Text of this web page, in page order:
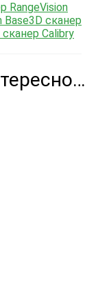
RangeVision
Base3D сканер
сканер Calibry